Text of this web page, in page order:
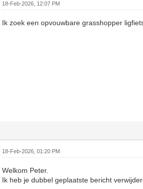
18-Feb-2026, 12:07 PM
Ik zoek een opvouwbare grasshopper
18-Feb-2026, 01:20 PM
Welkom Peter.
Ik heb je dubbel geplaatste bericht